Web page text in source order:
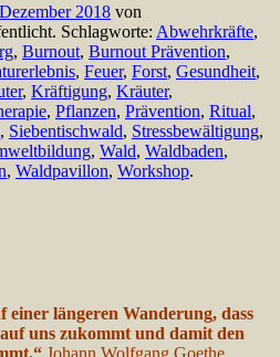
2018 von
Schlagworte: Abwehrkräfte,
, Burnout, Burnout Prävention,
, Feuer, Forst, Gesundheit,
, Kräftigung, Kräuter,
, Pflanzen, Prävention, Ritual,
, Siebentischwald, Stressbewältigung,
, Wald, Waldbaden,
, Waldpavillon, Workshop.
einer längeren Wanderung, dass
uns zukommt und damit den